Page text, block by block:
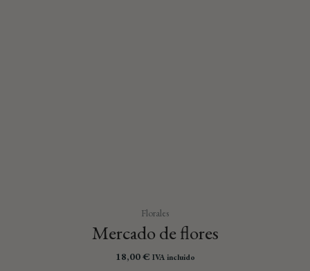
Florales
Mercado de flores
18,00€ IVA incluido